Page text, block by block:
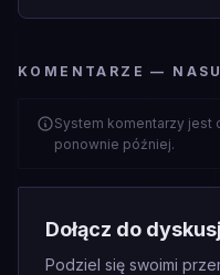
KOMENTARZE —
System komentarzy jest
ponownie później.
Dołącz do
Podziel się swoimi